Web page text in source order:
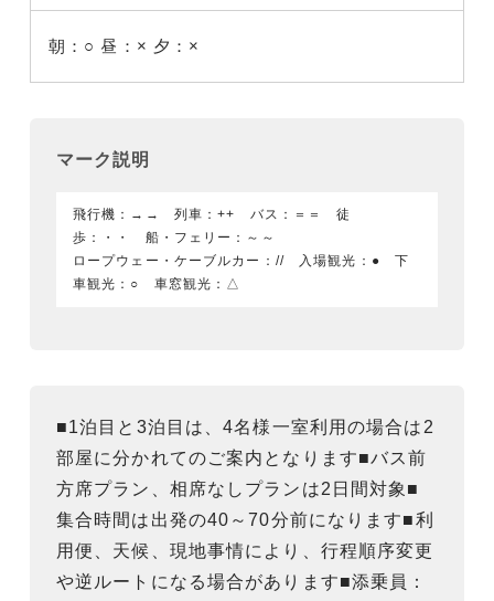
朝：○ 昼：× 夕：×
マーク説明
飛行機：→→ 列車：++ バス：＝＝ 徒
歩：・・ 船・フェリー：～～
ロープウェー・ケーブルカー：// 入場観光：● 下
車観光：○ 車窓観光：△
■1泊目と3泊目は、4名様一室利用の場合は2
部屋に分かれてのご案内となります■バス前
方席プラン、相席なしプランは2日間対象■
集合時間は出発の40～70分前になります■利
用便、天候、現地事情により、行程順序変更
や逆ルートになる場合があります■添乗員：